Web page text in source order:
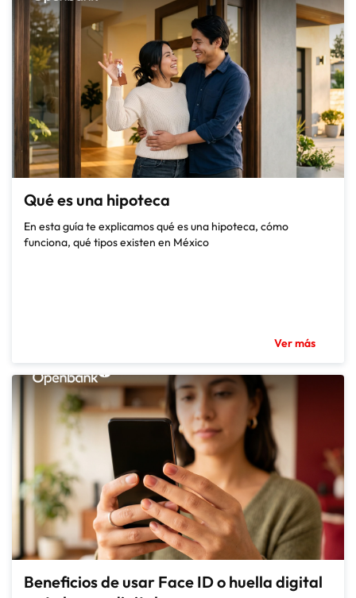
Qué es una hipoteca
En esta guía te explicamos qué es una hipoteca, cómo
funciona, qué tipos existen en México
Ver más
Beneficios de usar Face ID o huella digital